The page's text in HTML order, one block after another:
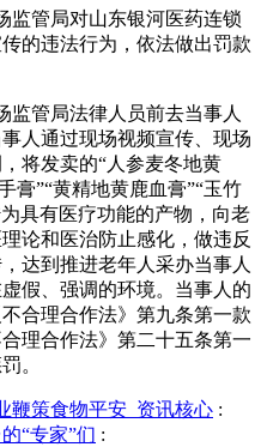
管局对山东银河医药连锁
的违法行为，依法做出罚款
管局法律人员前去当事人
人通过现场视频宣传、现场
将发卖的“人参麦冬地黄
膏”“黄精地黄鹿血膏”“玉竹
具有医疗功能的产物，向老
论和医治防止感化，做违反
达到推进老年人采办当事人
假、强调的环境。当事人的
合理合作法》第九条第一款
理合作法》第二十五条第一
。
鞭策食物平安_资讯核心 :
“专家”们 :